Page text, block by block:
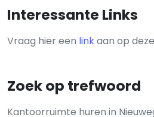
Interessante Links
Vraag hier een linkaan op
Zoek op trefwoord
Kantoorruimte huren in